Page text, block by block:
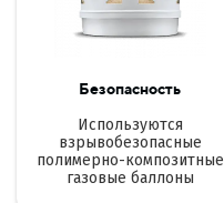
Безопасность
Используются
взрывобезопасные
полимерно-композитные
газовые баллоны